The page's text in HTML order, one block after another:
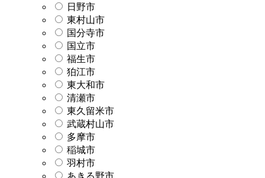
日野市
東村山市
国分寺市
国立市
福生市
狛江市
東大和市
清瀬市
東久留米市
武蔵村山市
多摩市
稲城市
羽村市
あきる野市